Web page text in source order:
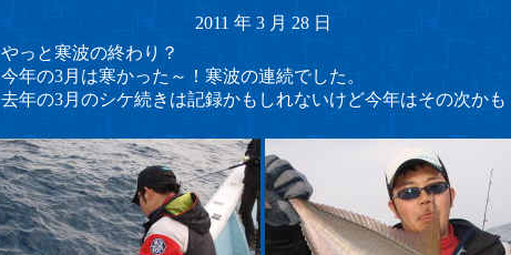
2011 年 3 月 28 日
やっと寒波の終わり？
今年の3月は寒かった～！寒波の連続でした。
去年の3月のシケ続きは記録かもしれないけど今年はその次かも